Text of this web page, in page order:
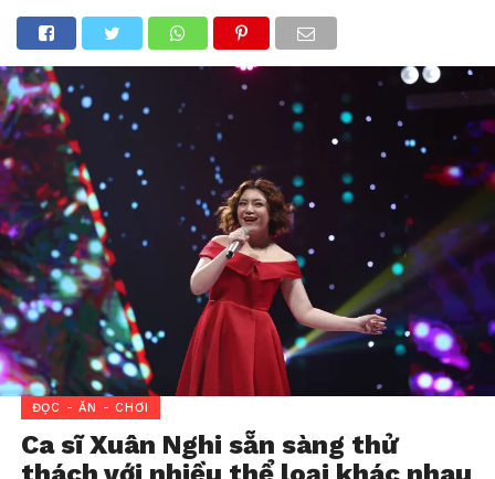
ĐỌC - ĂN - CHƠI
Ca sĩ Xuân Nghi sẵn sàng thử